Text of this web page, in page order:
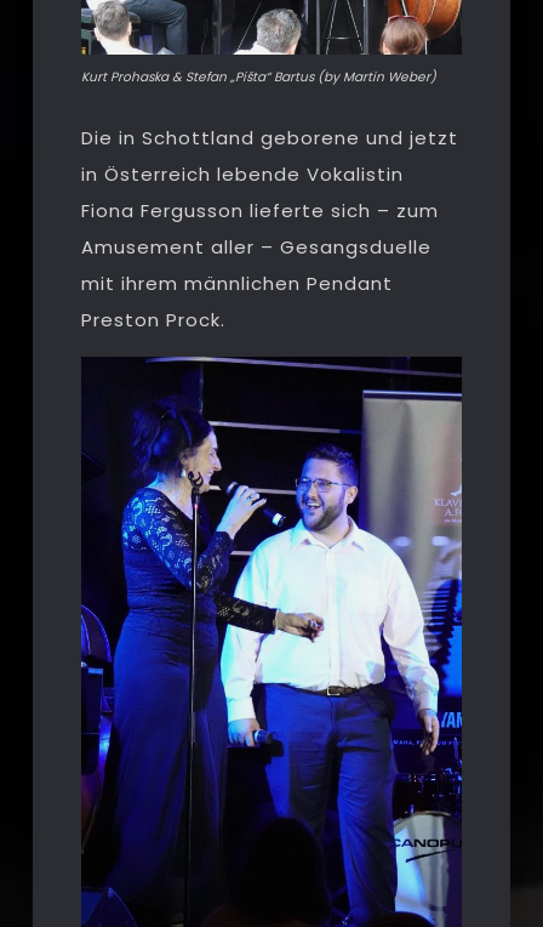
Kurt Prohaska & Stefan „Pišta“ Bartus (by Martin Weber)
Die in Schottland geborene und jetzt
in Österreich lebende Vokalistin
Fiona Fergusson lieferte sich – zum
Amusement aller – Gesangsduelle
mit ihrem männlichen Pendant
Preston Prock.